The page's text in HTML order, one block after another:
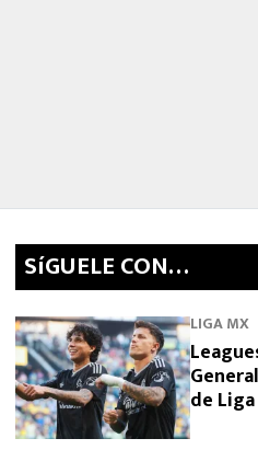
SíGUELE CON…
LIGA MX
de